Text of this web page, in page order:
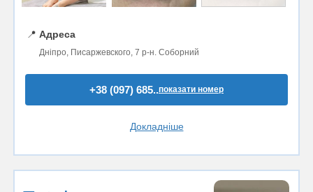
📍 Адреса
Дніпро, Писаржевского, 7 р-н. Соборний
+38 (097) 685..показати номер
Докладніше